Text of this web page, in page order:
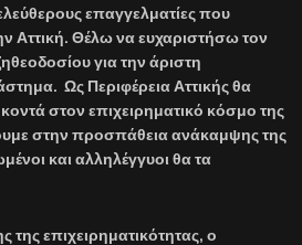
επαγγελματίες που
Αττική. Θέλω να ευχαριστήσω τον
για την άριστη
Ως Περιφέρεια Αττικής θα
στον επιχειρηματικό κόσμο της
στην προσπάθεια ανάκαμψης της
και αλληλέγγυοι θα τα
της επιχειρηματικότητας, ο